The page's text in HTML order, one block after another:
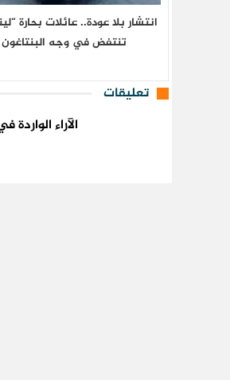
انتشار بلا عودة.. عائلات بحارة
تنتفض في وجه البنتاغون
تعليقات
الآراء